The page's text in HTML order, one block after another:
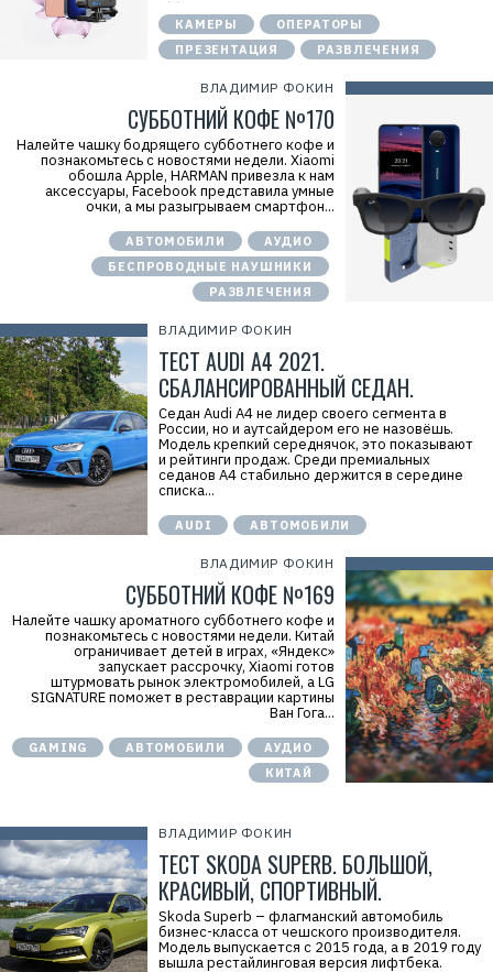
КАМЕРЫ
ОПЕРАТОРЫ
ПРЕЗЕНТАЦИЯ
РАЗВЛЕЧЕНИЯ
ВЛАДИМИР ФОКИН
СУББОТНИЙ КОФЕ №170
Налейте чашку бодрящего субботнего кофе и
познакомьтесь с новостями недели. Xiaomi
обошла Apple, HARMAN привезла к нам
аксессуары, Facebook представила умные
очки, а мы разыгрываем смартфон...
АВТОМОБИЛИ
АУДИО
БЕСПРОВОДНЫЕ НАУШНИКИ
РАЗВЛЕЧЕНИЯ
ВЛАДИМИР ФОКИН
ТЕСТ AUDI A4 2021.
СБАЛАНСИРОВАННЫЙ СЕДАН.
Седан Audi A4 не лидер своего сегмента в
России, но и аутсайдером его не назовёшь.
Модель крепкий середнячок, это показывают
и рейтинги продаж. Среди премиальных
седанов A4 стабильно держится в середине
списка...
AUDI АВТОМОБИЛИ
ВЛАДИМИР ФОКИН
СУББОТНИЙ КОФЕ №169
Налейте чашку ароматного субботнего кофе и
познакомьтесь с новостями недели. Китай
ограничивает детей в играх, «Яндекс»
запускает рассрочку, Xiaomi готов
штурмовать рынок электромобилей, а LG
SIGNATURE поможет в реставрации картины
Ван Гога...
GAMING АВТОМОБИЛИ
АУДИО
КИТАЙ
ВЛАДИМИР ФОКИН
ТЕСТ SKODA SUPERB. БОЛЬШОЙ,
КРАСИВЫЙ, СПОРТИВНЫЙ.
Skoda Superb – флагманский автомобиль
бизнес-класса от чешского производителя.
Модель выпускается с 2015 года, а в 2019 году
вышла рестайлинговая версия лифтбека.